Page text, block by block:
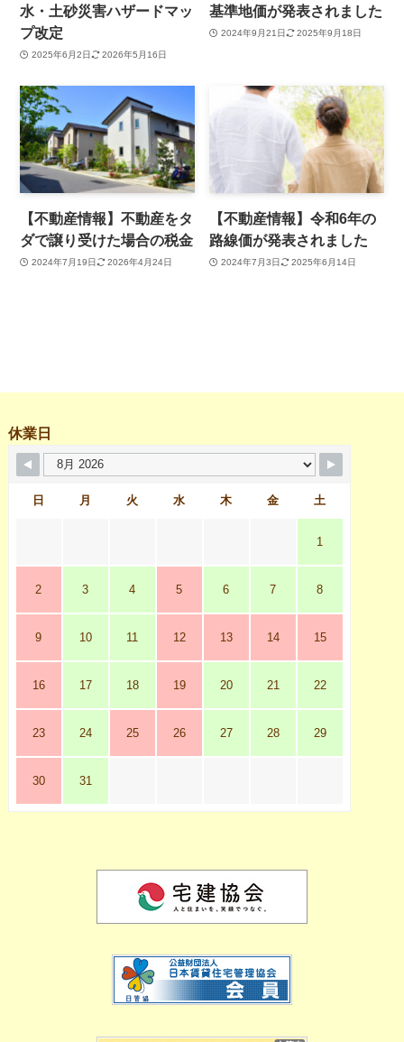
水・土砂災害ハザードマッ
プ改定
2025年6月2日 2026年5月16日
基準地価が発表されました
2024年9月21日 2025年9月18日
【不動産情報】不動産をタ
ダで譲り受けた場合の税金
2024年7月19日 2026年4月24日
【不動産情報】令和6年の
路線価が発表されました
2024年7月3日 2025年6月14日
休業日
日 月 火 水 木 金 土
1
2 3 4 5 6 7 8
9 10 11 12 13 14 15
16 17 18 19 20 21 22
23 24 25 26 27 28 29
30 31